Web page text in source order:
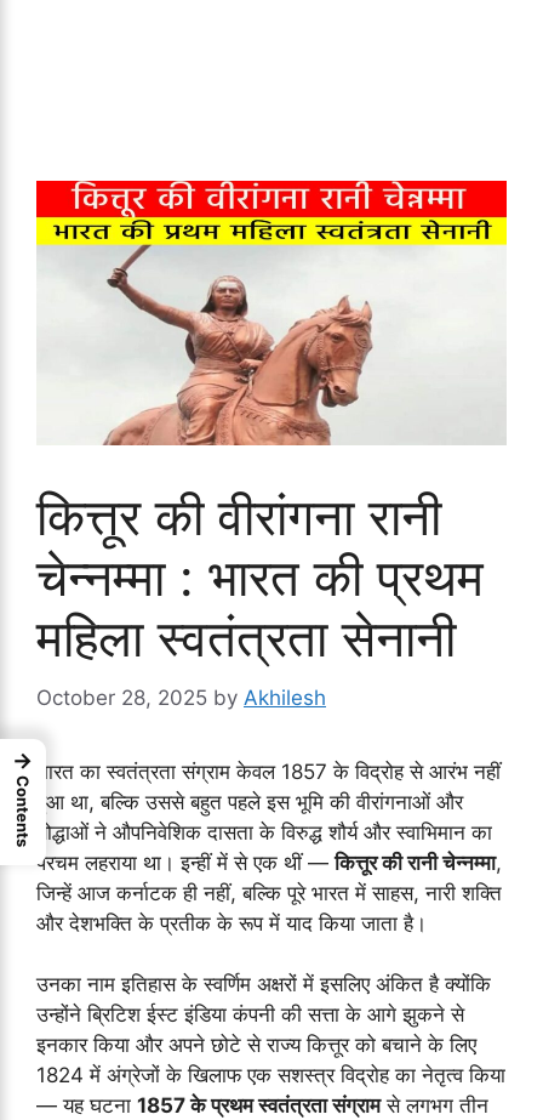
कित्तूर की वीरांगना रानी
चेन्नम्मा : भारत की प्रथम
महिला स्वतंत्रता सेनानी
October 28, 2025 by Akhilesh
भारत का स्वतंत्रता संग्राम केवल 1857 के विद्रोह से आरंभ नहीं
हुआ था, बल्कि उससे बहुत पहले इस भूमि की वीरांगनाओं और
योद्धाओं ने औपनिवेशिक दासता के विरुद्ध शौर्य और स्वाभिमान का
परचम लहराया था। इन्हीं में से एक थीं —कित्तूर की रानी चेन्नम्मा,
जिन्हें आज कर्नाटक ही नहीं, बल्कि पूरे भारत में साहस, नारी शक्ति
और देशभक्ति के प्रतीक के रूप में याद किया जाता है।
उनका नाम इतिहास के स्वर्णिम अक्षरों में इसलिए अंकित है क्योंकि
उन्होंने ब्रिटिश ईस्ट इंडिया कंपनी की सत्ता के आगे झुकने से
इनकार किया और अपने छोटे से राज्य कित्तूर को बचाने के लिए
1824 में अंग्रेजों के खिलाफ एक सशस्त्र विद्रोह का नेतृत्व किया
— यह घटना 1857 के प्रथम स्वतंत्रता संग्रामसे लगभग तीन
→
Contents